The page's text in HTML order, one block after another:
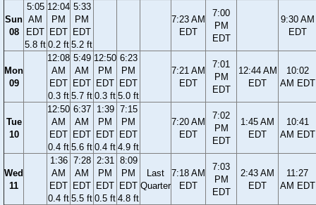
Sun
08
5:05
AM
EDT
5.8 ft
12:04
PM
EDT
0.2 ft
5:33
PM
EDT
5.2 ft
7:23 AM
EDT
7:00
PM
EDT
9:30 AM
EDT
Mon
09
12:08
AM
EDT
0.3 ft
5:49
AM
EDT
5.7 ft
12:50
PM
EDT
0.3 ft
6:23
PM
EDT
5.0 ft
7:21 AM
EDT
7:01
PM
EDT
12:44 AM
EDT
10:02
AM EDT
Tue
10
12:50
AM
EDT
0.4 ft
6:37
AM
EDT
5.6 ft
1:39
PM
EDT
0.4 ft
7:15
PM
EDT
4.9 ft
7:20 AM
EDT
7:02
PM
EDT
1:45 AM
EDT
10:41
AM EDT
Wed
11
1:36
AM
EDT
0.4 ft
7:28
AM
EDT
5.5 ft
2:31
PM
EDT
0.5 ft
8:09
PM
EDT
4.8 ft
Last
Quarter
7:18 AM
EDT
7:03
PM
EDT
2:43 AM
EDT
11:27
AM EDT